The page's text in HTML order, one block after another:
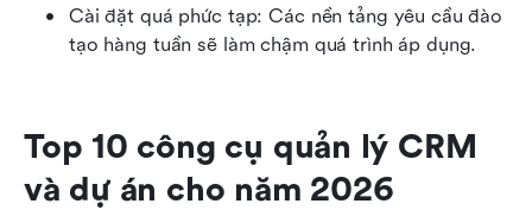
Cài đặt quá phức tạp: Các nền tảng yêu cầu đào
tạo hàng tuần sẽ làm chậm quá trình áp dụng.
Top 10 công cụ quản lý CRM
và dự án cho năm 2026